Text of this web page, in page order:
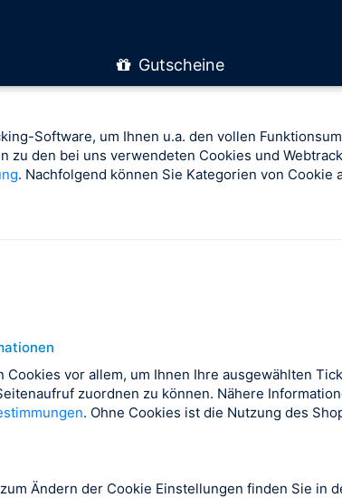
Gutscheine
Software, um Ihnen u.a. den vollen
zu den bei uns verwendeten Cookies und
. Nachfolgend können Sie Kategorien von Cookie
Cookies vor allem, um Ihnen Ihre ausgewählten
zuordnen zu können. Nähere
. Ohne Cookies ist die Nutzung des
Ändern der Cookie Einstellungen finden Sie in